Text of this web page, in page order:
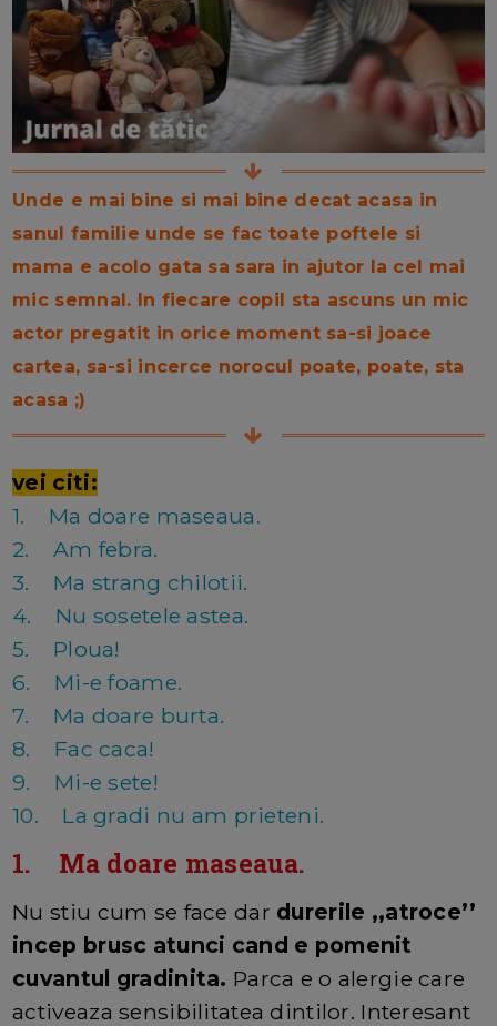
Unde e mai bine si mai bine decat acasa in
sanul familie unde se fac toate poftele si
mama e acolo gata sa sara in ajutor la cel mai
mic semnal. In fiecare copil sta ascuns un mic
actor pregatit in orice moment sa-si joace
cartea, sa-si incerce norocul poate, poate, sta
acasa ;)
vei citi:
1. Ma doare maseaua.
2. Am febra.
3. Ma strang chilotii.
4. Nu sosetele astea.
5. Ploua!
6. Mi-e foame.
7. Ma doare burta.
8. Fac caca!
9. Mi-e sete!
10. La gradi nu am prieteni.
1. Ma doare maseaua.
Nu stiu cum se face dar durerile ,,atroce’’
incep brusc atunci cand e pomenit
cuvantul gradinita. Parca e o alergie care
activeaza sensibilitatea dintilor. Interesant